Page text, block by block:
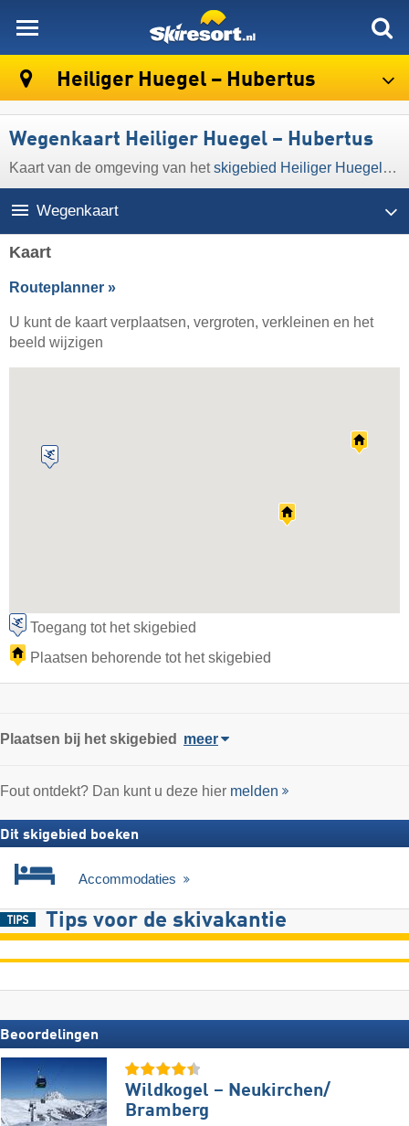
Heiliger Huegel – Hubertus
Wegenkaart Heiliger Huegel – Hubertus
Kaart van de omgeving van hetskigebied Heiliger Huegel – Hubertus
Wegenkaart
Kaart
Routeplanner »
U kunt de kaart verplaatsen, vergroten, verkleinen en het
beeld wijzigen
Toegang tot het skigebied
Plaatsen behorende tot het skigebied
Plaatsen bij het skigebied meer
Fout ontdekt? Dan kunt u deze hier melden
Dit skigebied boeken
Accommodaties
Tips voor de skivakantie
Beoordelingen
Wildkogel – Neukirchen/​
Bramberg